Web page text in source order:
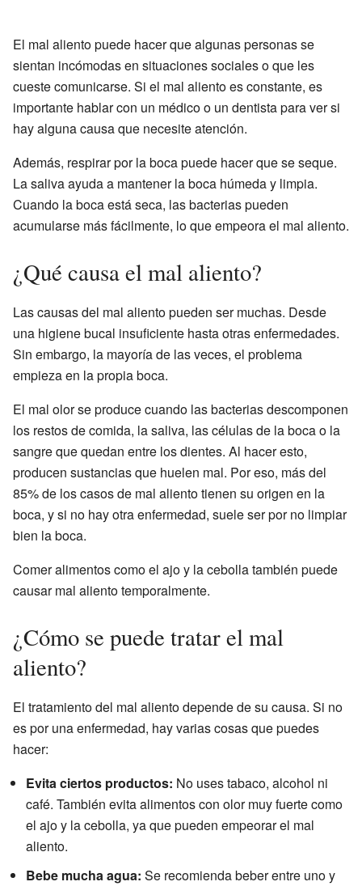
El mal aliento puede hacer que algunas personas se
sientan incómodas en situaciones sociales o que les
cueste comunicarse. Si el mal aliento es constante, es
importante hablar con un médico o un dentista para ver si
hay alguna causa que necesite atención.
Además, respirar por la boca puede hacer que se seque.
La saliva ayuda a mantener la boca húmeda y limpia.
Cuando la boca está seca, las bacterias pueden
acumularse más fácilmente, lo que empeora el mal aliento.
¿Qué causa el mal aliento?
Las causas del mal aliento pueden ser muchas. Desde
una higiene bucal insuficiente hasta otras enfermedades.
Sin embargo, la mayoría de las veces, el problema
empieza en la propia boca.
El mal olor se produce cuando las bacterias descomponen
los restos de comida, la saliva, las células de la boca o la
sangre que quedan entre los dientes. Al hacer esto,
producen sustancias que huelen mal. Por eso, más del
85% de los casos de mal aliento tienen su origen en la
boca, y si no hay otra enfermedad, suele ser por no limpiar
bien la boca.
Comer alimentos como el ajo y la cebolla también puede
causar mal aliento temporalmente.
¿Cómo se puede tratar el mal
aliento?
El tratamiento del mal aliento depende de su causa. Si no
es por una enfermedad, hay varias cosas que puedes
hacer:
Evita ciertos productos: No uses tabaco, alcohol ni
café. También evita alimentos con olor muy fuerte como
el ajo y la cebolla, ya que pueden empeorar el mal
aliento.
Bebe mucha agua: Se recomienda beber entre uno y